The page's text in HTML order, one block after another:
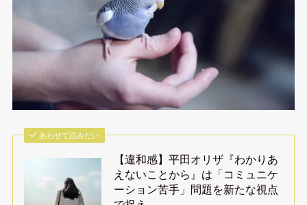
あわせて読みたい
【違和感】平田オリザ『わかりあ
えないことから』は「コミュニケ
ーション苦手」問題を新たな視点